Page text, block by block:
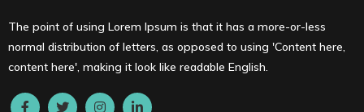
The point of using Lorem Ipsum is that it has a more-or-less
normal distribution of letters, as opposed to using 'Content here,
content here', making it look like readable English.